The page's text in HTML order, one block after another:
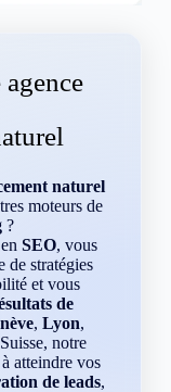
naturel
moteurs de
?
enSEO, vous
de stratégies
et vous
de
, Lyon,
notre
atteindre vos
de leads,